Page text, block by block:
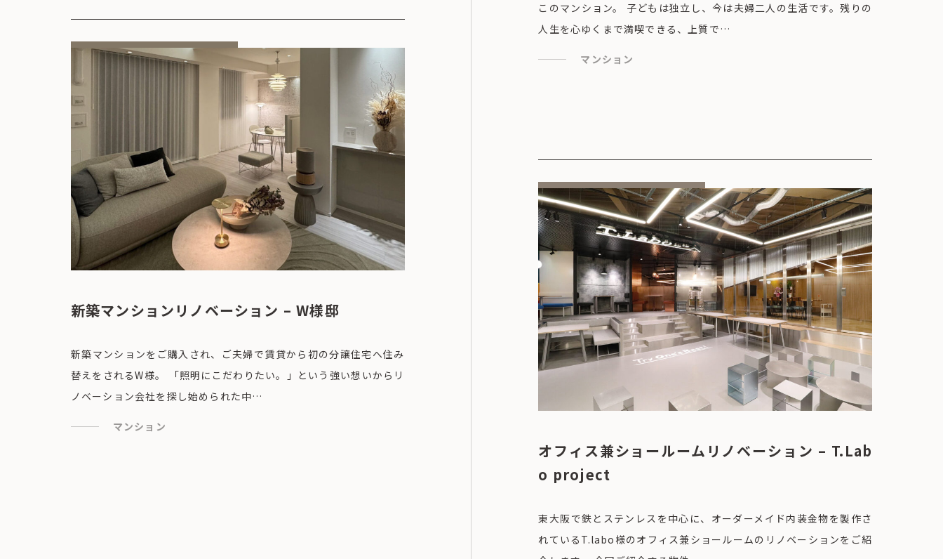
このマンション。 子どもは独立し、今は夫婦二人の生活です。残りの
人生を心ゆくまで満喫できる、上質で…
マンション
新築マンションリノベーション – W様邸
新築マンションをご購入され、ご夫婦で賃貸から初の分譲住宅へ住み
替えをされるW様。 「照明にこだわりたい。」という強い想いからリ
ノベーション会社を探し始められた中…
マンション
オフィス兼ショールームリノベーション – T.Lab
o project
東大阪で鉄とステンレスを中心に、オーダーメイド内装金物を製作さ
れているT.labo様のオフィス兼ショールームのリノベーションをご紹